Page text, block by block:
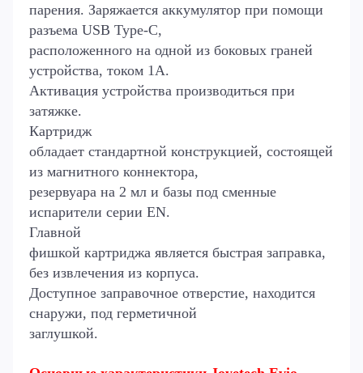
парения. Заряжается аккумулятор при помощи
разъема USB Type-C,
расположенного на одной из боковых граней
устройства, током 1А.
Активация устройства производиться при
затяжке.
Картридж
обладает стандартной конструкцией, состоящей
из магнитного коннектора,
резервуара на 2 мл и базы под сменные
испарители серии EN.
Главной
фишкой картриджа является быстрая заправка,
без извлечения из корпуса.
Доступное заправочное отверстие, находится
снаружи, под герметичной
заглушкой.